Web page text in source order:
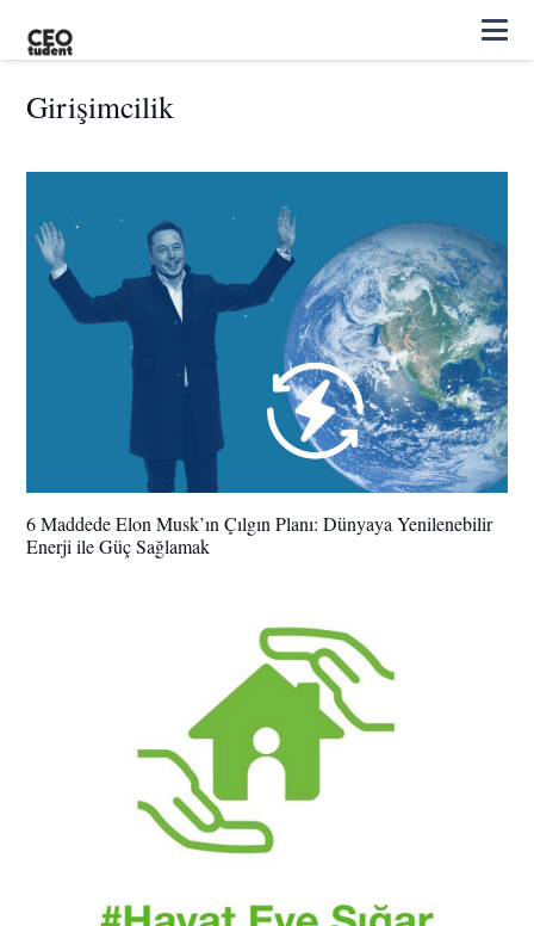
Girişimcilik
6 Maddede Elon Musk’ın Çılgın Planı: Dünyaya Yenilenebilir
Enerji ile Güç Sağlamak